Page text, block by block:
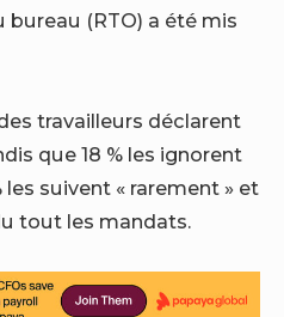
bureau (RTO) a été mis
travailleurs déclarent
que 18 % les ignorent
suivent « rarement » et
tout les mandats.